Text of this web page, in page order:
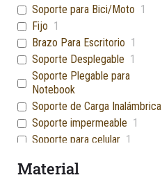
Soporte para Bici/Moto 1
Fijo 1
Brazo Para Escritorio 1
Soporte Desplegable 1
Soporte Plegable para
Notebook
Soporte de Carga Inalámbrica
Soporte impermeable 1
Soporte para celular 1
Soporte Ring
Material